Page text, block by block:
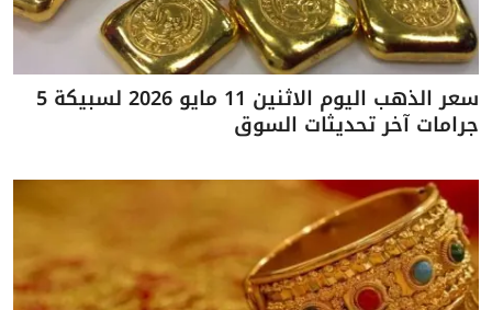
سعر الذهب اليوم الاثنين 11 مايو 2026 لسبيكة 5
جرامات آخر تحديثات السوق